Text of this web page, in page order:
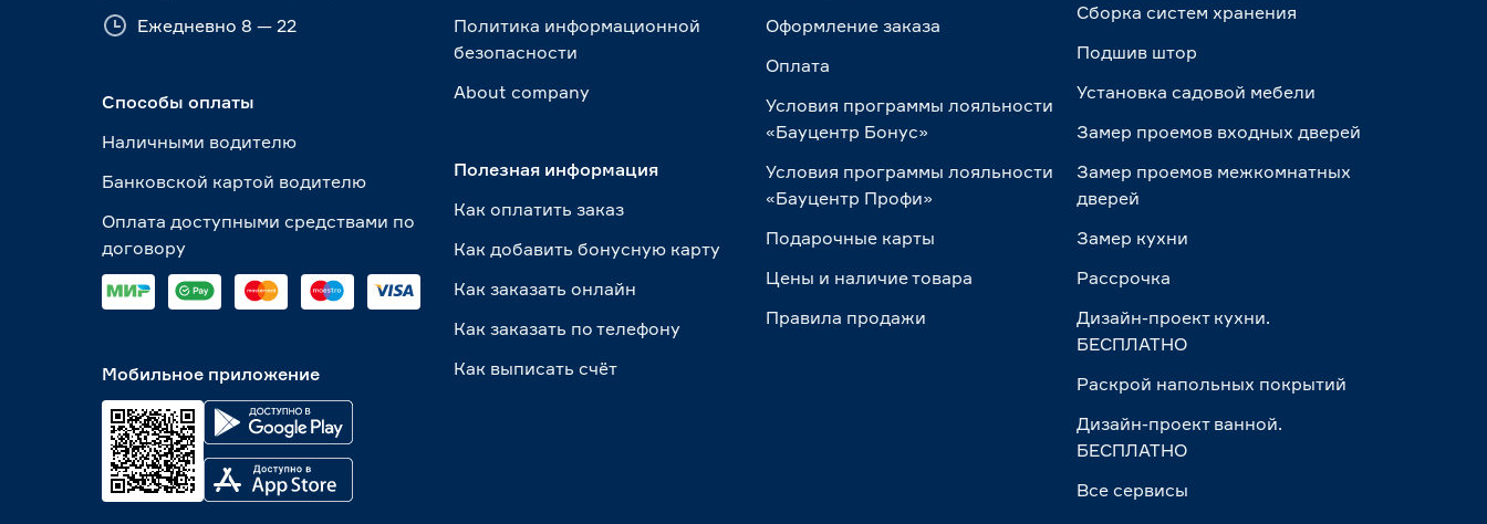
Ежедневно 8 — 22
Способы оплаты
Наличными водителю
Банковской картой водителю
Оплата доступными средствами по
договору
Мобильное приложение
Политика информационной
безопасности
About сompany
Полезная информация
Как оплатить заказ
Как добавить бонусную карту
Как заказать онлайн
Как заказать по телефону
Как выписать счёт
Оформление заказа
Оплата
Условия программы лояльности
«Бауцентр Бонус»
Условия программы лояльности
«Бауцентр Профи»
Подарочные карты
Цены и наличие товара
Правила продажи
Сборка систем хранения
Подшив штор
Установка садовой мебели
Замер проемов входных дверей
Замер проемов межкомнатных
дверей
Замер кухни
Рассрочка
Дизайн-проект кухни.
БЕСПЛАТНО
Раскрой напольных покрытий
Дизайн-проект ванной.
БЕСПЛАТНО
Все сервисы